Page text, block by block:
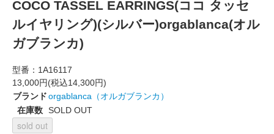
COCO TASSEL EARRINGS(ココ タッセ
ルイヤリング)(シルバー)orgablanca(オル
ガブランカ)
型番： 1A16117
13,000円(税込14,300円)
ブランドorgablanca（オルガブランカ）
在庫数 SOLD OUT
sold out